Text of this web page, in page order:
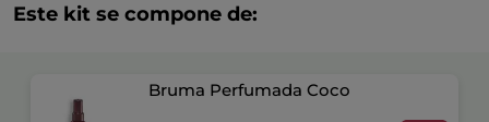
Este kit se compone de:
Bruma Perfumada Coco